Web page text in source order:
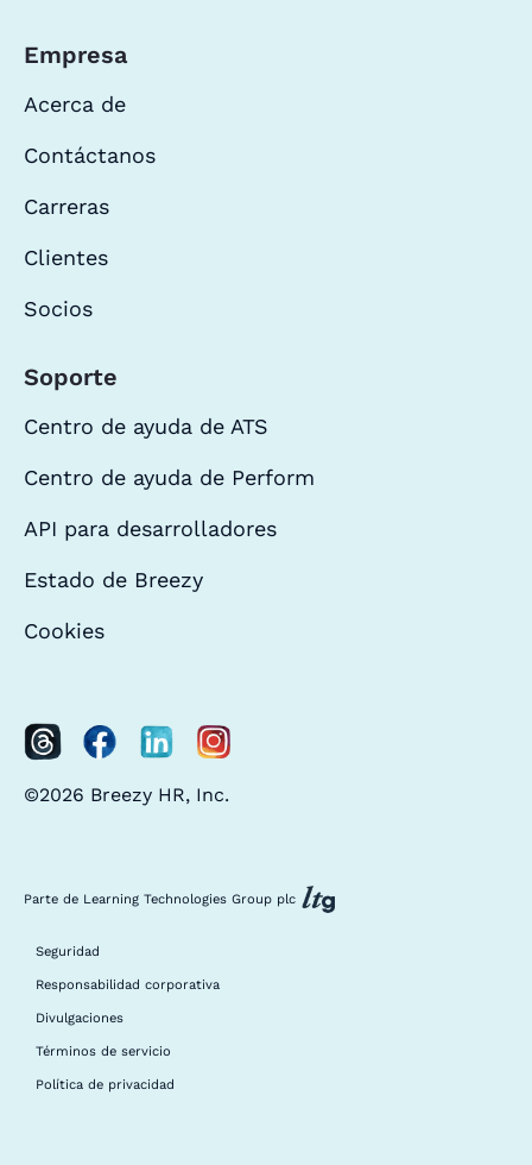
Empresa
Acerca de
Contáctanos
Carreras
Clientes
Socios
Soporte
Centro de ayuda de ATS
Centro de ayuda de Perform
API para desarrolladores
Estado de Breezy
Cookies
©2026 Breezy HR, Inc.
Parte de Learning Technologies Group plc
Seguridad
Responsabilidad corporativa
Divulgaciones
Términos de servicio
Política de privacidad